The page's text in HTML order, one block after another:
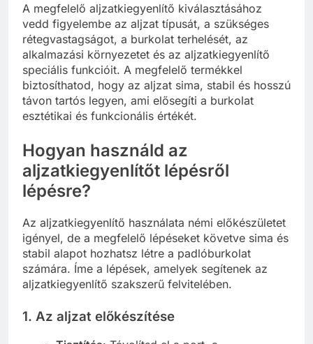
A megfelelő aljzatkiegyenlítő kiválasztásához
vedd figyelembe az aljzat típusát, a szükséges
rétegvastagságot, a burkolat terhelését, az
alkalmazási környezetet és az aljzatkiegyenlítő
speciális funkcióit. A megfelelő termékkel
biztosíthatod, hogy az aljzat sima, stabil és hosszú
távon tartós legyen, ami elősegíti a burkolat
esztétikai és funkcionális értékét.
Hogyan használd az
aljzatkiegyenlítőt lépésről
lépésre?
Az aljzatkiegyenlítő használata némi előkészületet
igényel, de a megfelelő lépéseket követve sima és
stabil alapot hozhatsz létre a padlóburkolat
számára. Íme a lépések, amelyek segítenek az
aljzatkiegyenlítő szakszerű felvitelében.
1. Az aljzat előkészítése